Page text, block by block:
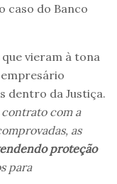
caso do Banco
vieram à tona
dentro da Justiça.
contrato com a
as
proteção
para